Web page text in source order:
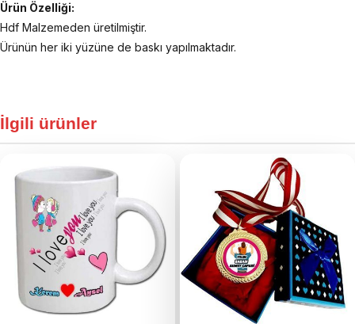
Ürün Özelliği:
Hdf Malzemeden üretilmiştir.
Ürünün her iki yüzüne de baskı yapılmaktadır.
İlgili ürünler